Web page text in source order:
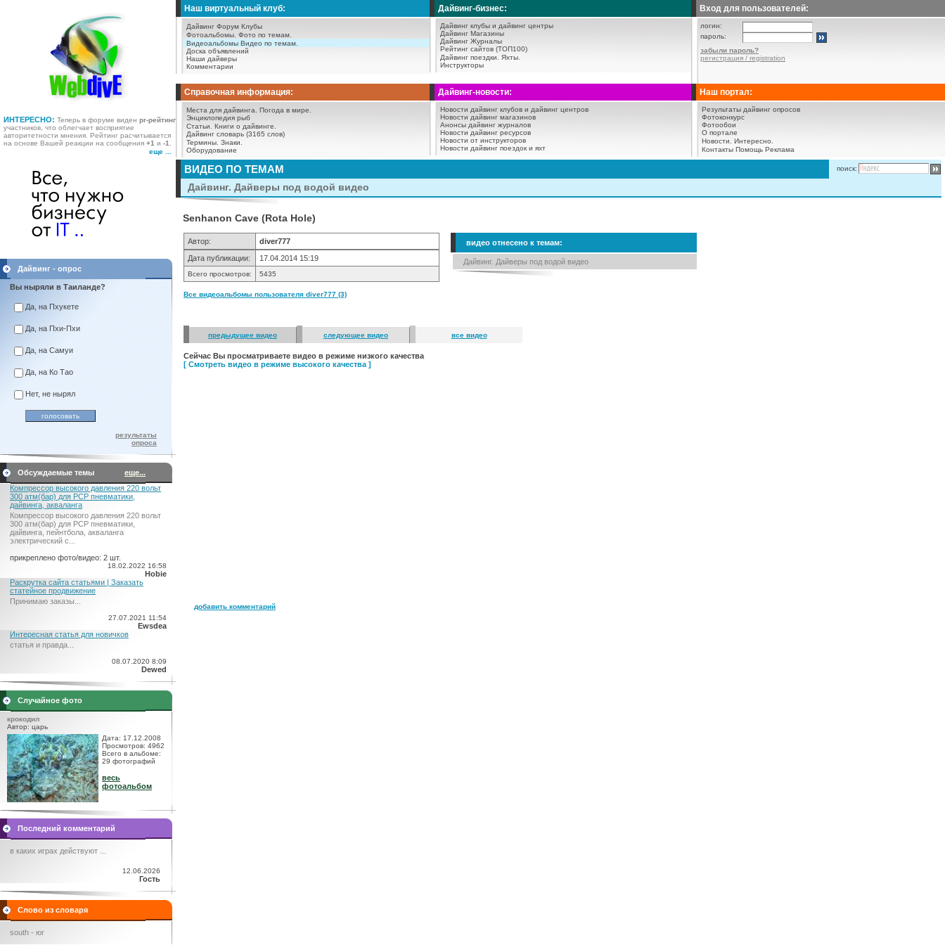
ИНТЕРЕСНО: Теперь в форуме виден pr-рейтинг
участников, что облегчает восприятие
авторитетности мнения. Рейтинг расчитывается
на основе Вашей реакции на сообщения +1 и -1
еще ...
Наш виртуальный клуб:
Дайвинг Форум Клубы
Фотоальбомы. Фото по темам.
Видеоальбомы Видео по темам.
Доска объявлений
Наши дайверы
Комментарии
Дайвинг-бизнес:
Дайвинг клубы и дайвинг центры
Дайвинг Магазины
Дайвинг Журналы
Рейтинг сайтов (ТОП100)
Дайвинг поездки.
Яхты.
Инструкторы
Вход для пользователей:
логин:
пароль:
забыли пароль?
регистрация / registration
Справочная информация:
Места для дайвинга.
Погода в мире.
Энциклопедия рыб
Статьи.
Книги о дайвинге.
Дайвинг словарь (3165 слов)
Термины. Знаки.
Оборудование
Дайвинг-новости:
Новости дайвинг клубов и дайвинг центров
Новости дайвинг магазинов
Анонсы дайвинг журналов
Новости дайвинг ресурсов
Новости от инструкторов
Новости дайвинг поездок и яхт
Наш портал:
Результаты дайвинг опросов
Фотоконкурс
Фотообои
О портале
Новости.
Интересно.
Контакты Помощь Реклама
Дайвинг - опрос
Вы ныряли в Таиланде?
Да, на Пхукете
Да, на Пхи-Пхи
Да, на Самуи
Да, на Ко Тао
Нет, не нырял
результаты
опроса
Обсуждаемые темы
еще...
Компрессор высокого давления 220 вольт
300 атм(бар) для PCP пневматики,
дайвинга, акваланга
Компрессор высокого давления 220 вольт
300 атм(бар) для PCP пневматики,
дайвинга, пейнтбола, акваланга
электрический c...
прикреплено фото/видео: 2 шт.
18.02.2022 16:58
Hobie
Раскрутка сайта статьями | Заказать
статейное продвижение
Принимаю заказы...
27.07.2021 11:54
Ewsdea
Интересная статья для новичков
статья и правда...
08.07.2020 8:09
Dewed
Случайное фото
крокодил
Автор: царь
Дата: 17.12.2008
Просмотров: 4962
Всего в альбоме:
29 фотографий
весь
фотоальбом
Последний комментарий
в каких играх действуют ...
12.06.2026
Гость
Слово из словаря
south - юг
ВИДЕО ПО ТЕМАМ поиск:
Дайвинг. Дайверы под водой видео
Senhanon Cave (Rota Hole)
Автор:
diver777
Дата публикации:
17.04.2014 15:19
Всего просмотров: 5435
Все видеоальбомы пользователя diver777 (3)
видео отнесено к темам:
Дайвинг. Дайверы под водой видео
предыдущее видео следующее видео все видео
Сейчас Вы просматриваете видео в режиме низкого качества
[ Смотреть видео в режиме высокого качества ]
добавить комментарий